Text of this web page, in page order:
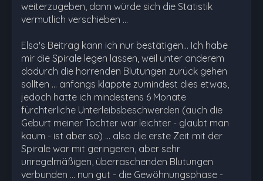
weiterzugeben, dann würde sich die Statistik
vermutlich verschieben ...
Elsa's Beitrag kann ich nur bestätigen... Ich habe
mir die Spirale legen lassen, weil unter anderem
dadurch die horrenden Blutungen zurück gehen
sollten ... anfangs klappte zumindest dies etwas,
jedoch hatte ich mindestens 6 Monate
fürchterliche Unterleibsbeschwerden (auch die
Geburt meiner Tochter war leichter - glaubt man
kaum - ist aber so) ... also die erste Zeit mit der
Spirale war mit geringeren, aber sehr
unregelmäßigen, überraschenden Blutungen
verbunden ... nun gut - die Gewöhnungsphase -